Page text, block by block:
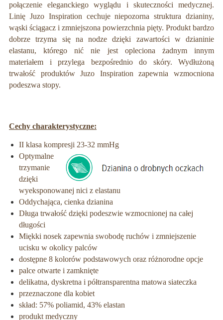
połączenie eleganckiego wyglądu i skuteczności medycznej.
Linię Juzo Inspiration cechuje niepozorna struktura dzianiny,
wąski ściągacz i zmniejszona powierzchnia pięty. Produkt bardzo
dobrze trzyma się na nodze dzięki zawartości w dzianinie
elastanu, którego nić nie jest opleciona żadnym innym
materiałem i przylega bezpośrednio do skóry. Wydłużoną
trwałość produktów Juzo Inspiration zapewnia wzmocniona
podeszwa stopy.
Cechy charakterystyczne:
II klasa kompresji 23-32 mmHg
Optymalne
trzymanie
dzięki
wyeksponowanej nici z elastanu
Oddychająca, cienka dzianina
Długa trwałość dzięki podeszwie wzmocnionej na całej
długości
Miękki nosek zapewnia swobodę ruchów i zmniejszenie
ucisku w okolicy palców
dostępne 8 kolorów podstawowych oraz różnorodne opcje
palce otwarte i zamknięte
delikatna, dyskretna i półtransparentna matowa siateczka
przeznaczone dla kobiet
skład: 57% poliamid, 43% elastan
produkt medyczny